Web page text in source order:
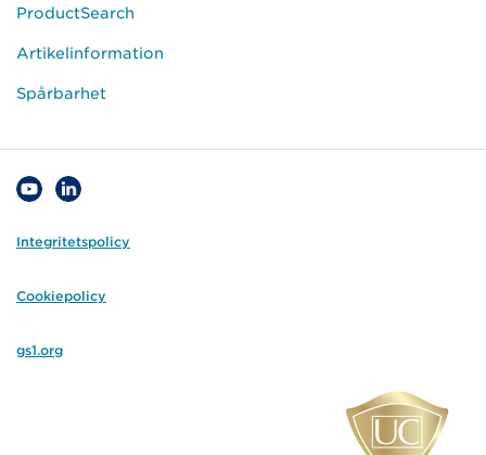
ProductSearch
Artikelinformation
Spårbarhet
Integritetspolicy
Cookiepolicy
gs1.org